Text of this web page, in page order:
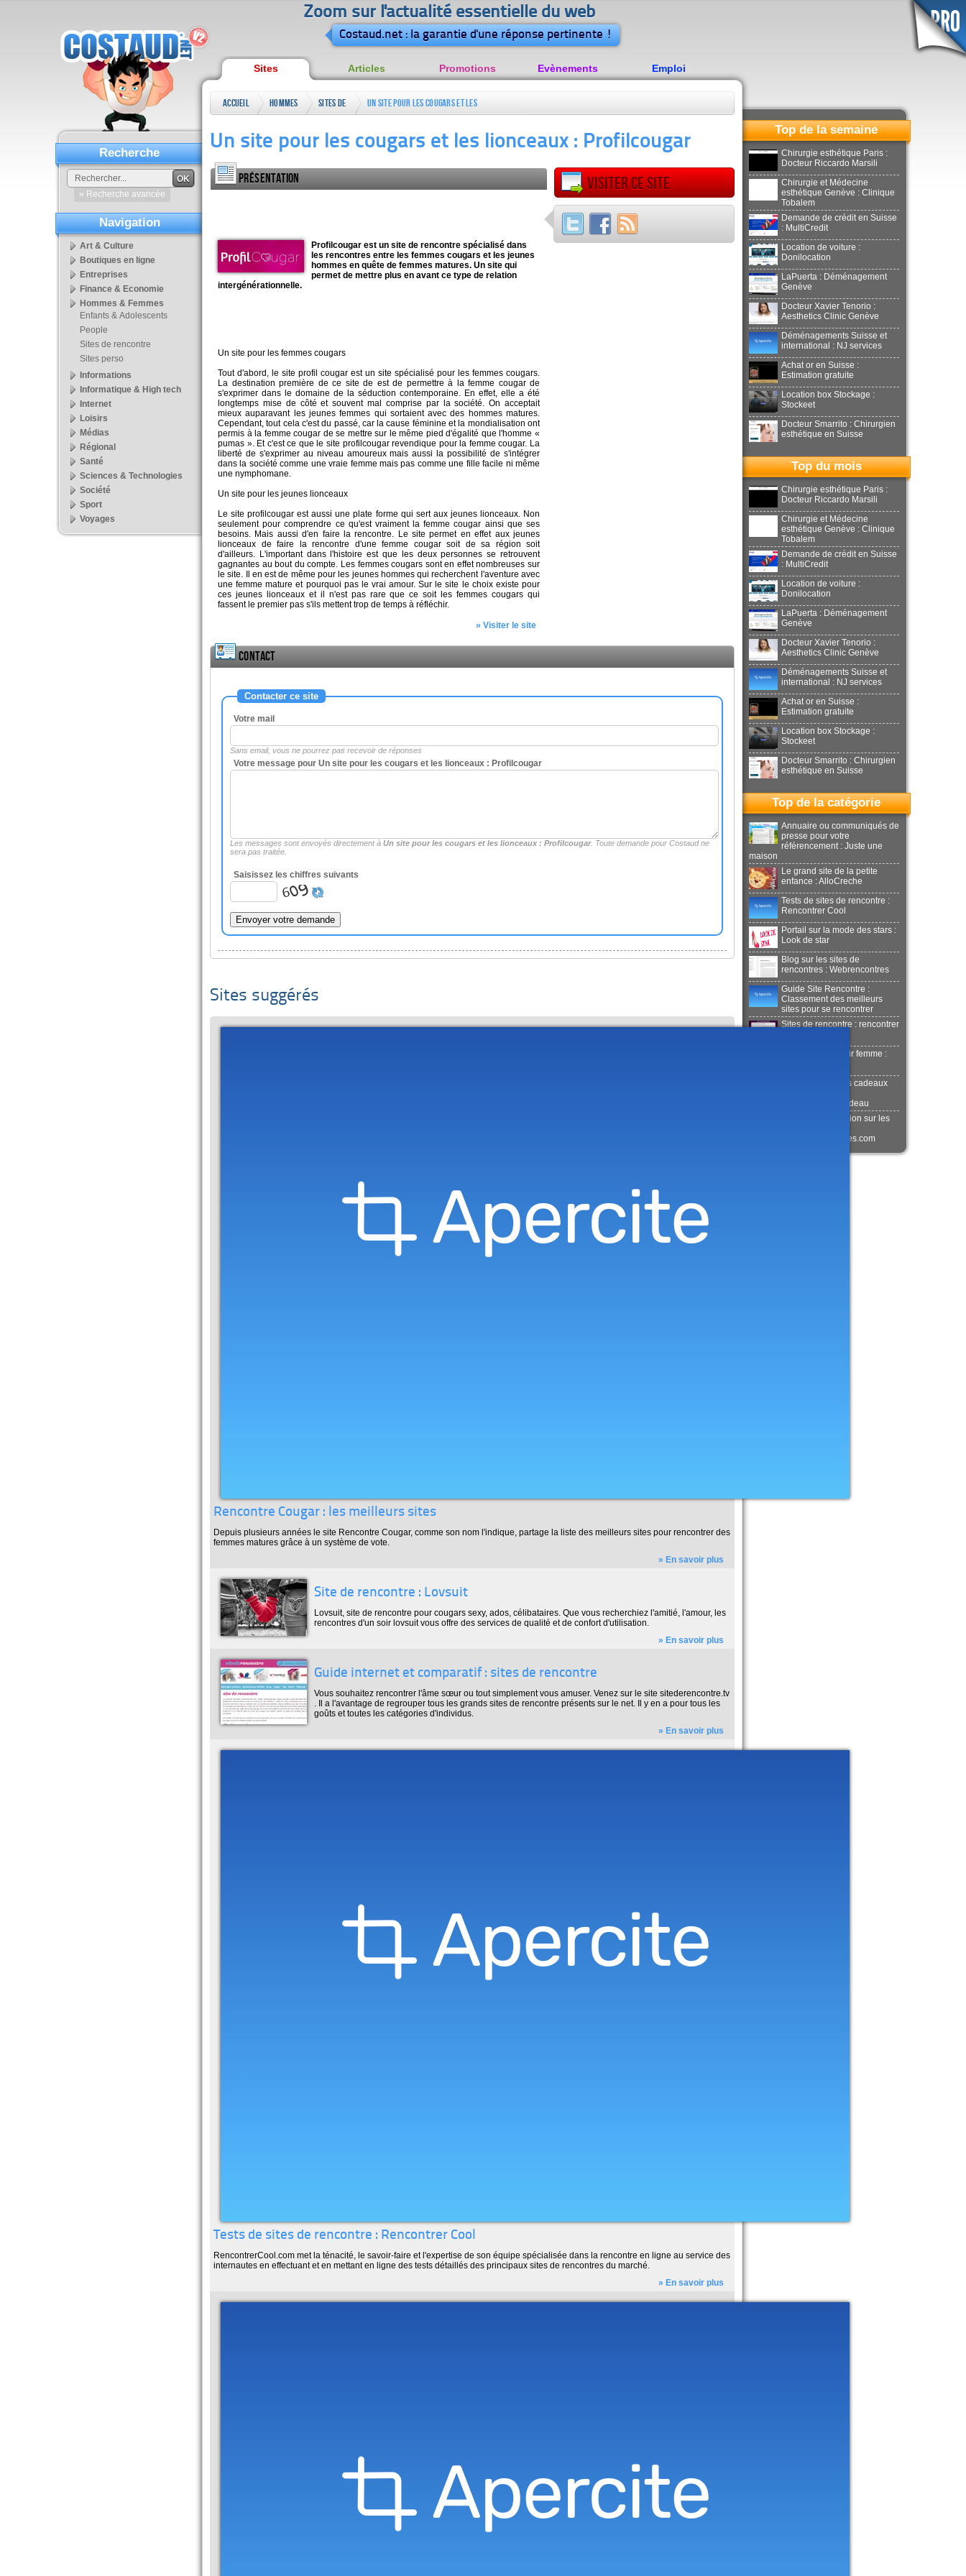
Zoom sur l'actualité essentielle du web
Costaud.net : la garantie d'une réponse pertinente !
Sites Articles Promotions Evènements Emploi
Accueil
Hommes
Femmes
Sites de
Un site pour les cougars et les
Un site pour les cougars et les lionceaux : Profilcougar
Présentation
Profilcougar est un site de rencontre spécialisé dans
les rencontres entre les femmes cougars et les jeunes
hommes en quête de femmes matures. Un site qui
permet de mettre plus en avant ce type de relation
intergénérationnelle.
Un site pour les femmes cougars
Tout d'abord, le site profil cougar est un site spécialisé pour les femmes cougars.
La destination première de ce site de est de permettre à la femme cougar de
s'exprimer dans le domaine de la séduction contemporaine. En effet, elle a été
longtemps mise de côté et souvent mal comprise par la société. On acceptait
mieux auparavant les jeunes femmes qui sortaient avec des hommes matures.
Cependant, tout cela c'est du passé, car la cause féminine et la mondialisation ont
permis à la femme cougar de se mettre sur le même pied d'égalité que l'homme «
pumas ». Et c'est ce que le site profilcougar revendique pour la femme cougar. La
liberté de s'exprimer au niveau amoureux mais aussi la possibilité de s'intégrer
dans la société comme une vraie femme mais pas comme une fille facile ni même
une nymphomane.
Un site pour les jeunes lionceaux
Le site profilcougar est aussi une plate forme qui sert aux jeunes lionceaux. Non
seulement pour comprendre ce qu'est vraiment la femme cougar ainsi que ses
besoins. Mais aussi d'en faire la rencontre. Le site permet en effet aux jeunes
lionceaux de faire la rencontre d'une femme cougar soit de sa région soit
d'ailleurs. L'important dans l'histoire est que les deux personnes se retrouvent
gagnantes au bout du compte. Les femmes cougars sont en effet nombreuses sur
le site. Il en est de même pour les jeunes hommes qui recherchent l'aventure avec
une femme mature et pourquoi pas le vrai amour. Sur le site le choix existe pour
ces jeunes lionceaux et il n'est pas rare que ce soit les femmes cougars qui
fassent le premier pas s'ils mettent trop de temps à réfléchir.
» Visiter le site
Visiter ce site
Contact
Contacter ce site
Votre mail
Sans email, vous ne pourrez pas recevoir de réponses
Votre message pour Un site pour les cougars et les lionceaux : Profilcougar
Les messages sont envoyés directement à Un site pour les cougars et les lionceaux : Profilcougar. Toute demande pour Costaud ne
sera pas traitée.
Saisissez les chiffres suivants
Sites suggérés
Rencontre Cougar : les meilleurs sites
Depuis plusieurs années le site Rencontre Cougar, comme son nom l'indique, partage la liste des meilleurs sites pour rencontrer des
femmes matures grâce à un système de vote.
» En savoir plus
Site de rencontre : Lovsuit
Lovsuit, site de rencontre pour cougars sexy, ados, célibataires. Que vous recherchiez l'amitié, l'amour, les
rencontres d'un soir lovsuit vous offre des services de qualité et de confort d'utilisation.
» En savoir plus
Guide internet et comparatif : sites de rencontre
Vous souhaitez rencontrer l'âme sœur ou tout simplement vous amuser. Venez sur le site sitederencontre.tv
. Il a l'avantage de regrouper tous les grands sites de rencontre présents sur le net. Il y en a pour tous les
goûts et toutes les catégories d'individus.
» En savoir plus
Tests de sites de rencontre : Rencontrer Cool
RencontrerCool.com met la ténacité, le savoir-faire et l'expertise de son équipe spécialisée dans la rencontre en ligne au service des
internautes en effectuant et en mettant en ligne des tests détaillés des principaux sites de rencontres du marché.
» En savoir plus
Recherche
OK
» Recherche avancée
Navigation
Art & Culture
Boutiques en ligne
Entreprises
Finance & Economie
Hommes & Femmes
Enfants & Adolescents
People
Sites de rencontre
Sites perso
Informations
Informatique & High tech
Internet
Loisirs
Médias
Régional
Santé
Sciences & Technologies
Société
Sport
Voyages
Top de la semaine
Chirurgie esthétique Paris :
Docteur Riccardo Marsili
Chirurgie et Médecine
esthétique Genève : Clinique
Tobalem
Demande de crédit en Suisse
: MultiCredit
Location de voiture :
Donilocation
LaPuerta : Déménagement
Genève
Docteur Xavier Tenorio :
Aesthetics Clinic Genève
Déménagements Suisse et
international : NJ services
Achat or en Suisse :
Estimation gratuite
Location box Stockage :
Stockeet
Docteur Smarrito : Chirurgien
esthétique en Suisse
Top du mois
Chirurgie esthétique Paris :
Docteur Riccardo Marsili
Chirurgie et Médecine
esthétique Genève : Clinique
Tobalem
Demande de crédit en Suisse
: MultiCredit
Location de voiture :
Donilocation
LaPuerta : Déménagement
Genève
Docteur Xavier Tenorio :
Aesthetics Clinic Genève
Déménagements Suisse et
international : NJ services
Achat or en Suisse :
Estimation gratuite
Location box Stockage :
Stockeet
Docteur Smarrito : Chirurgien
esthétique en Suisse
Top de la catégorie
Annuaire ou communiqués de
presse pour votre
référencement : Juste une
maison
Le grand site de la petite
enfance : AlloCreche
Tests de sites de rencontre :
Rencontrer Cool
Portail sur la mode des stars :
Look de star
Blog sur les sites de
rencontres : Webrencontres
Guide Site Rencontre :
Classement des meilleurs
sites pour se rencontrer
Sites de rencontre : rencontrer
La ceinture en cuir femme :
Trouver des idées cadeaux
TrouverLeBonCadeau
Source d'information sur les
Sitesdesrencontres.com